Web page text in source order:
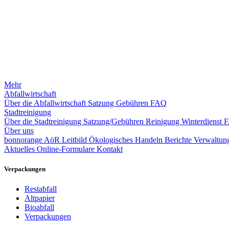
Mehr
Abfallwirtschaft
Über die Abfallwirtschaft Satzung Gebühren FAQ
Stadtreinigung
Über die Stadtreinigung Satzung/Gebühren Reinigung Winterdienst
Über uns
bonnorange AöR Leitbild Ökologisches Handeln Berichte
Aktuelles Online-Formulare Kontakt
Verpackungen
Restabfall
Altpapier
Bioabfall
Verpackungen